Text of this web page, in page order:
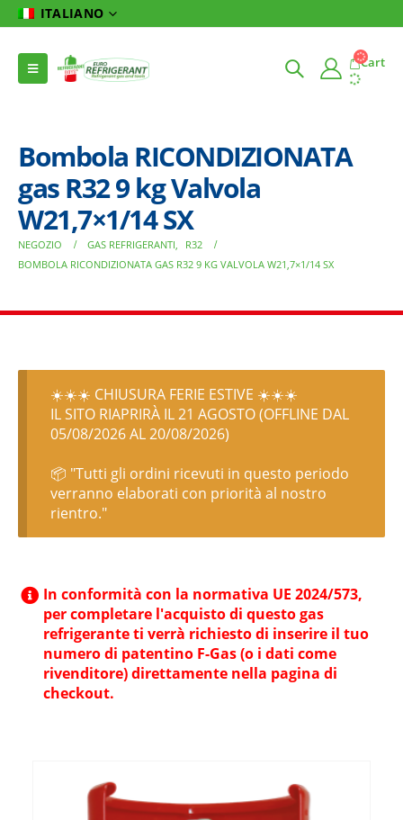
ITALIANO
Cart
Bombola RICONDIZIONATA
gas R32 9 kg Valvola
W21,7×1/14 SX
NEGOZIO GAS REFRIGERANTI,
R32
BOMBOLA RICONDIZIONATA GAS R32 9 KG VALVOLA W21,7×1/14 SX
☀️☀️☀️ CHIUSURA FERIE ESTIVE ☀️☀️☀️
IL SITO RIAPRIRÀ IL 21 AGOSTO (OFFLINE DAL
05/08/2026 AL 20/08/2026)
📦 "Tutti gli ordini ricevuti in questo periodo
verranno elaborati con priorità al nostro
rientro."
In conformità con la normativa UE 2024/573,
per completare l'acquisto di questo gas
refrigerante ti verrà richiesto di inserire il tuo
numero di patentino F-Gas (o i dati come
rivenditore) direttamente nella pagina di
checkout.